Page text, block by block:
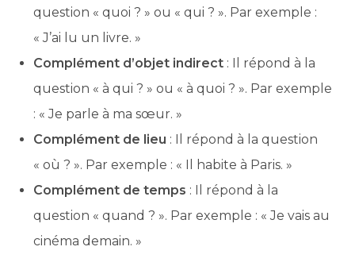
question « quoi ? » ou « qui ? ». Par exemple :
« J’ai lu un livre. »
Complément d’objet indirect : Il répond à la
question « à qui ? » ou « à quoi ? ». Par exemple
: « Je parle à ma sœur. »
Complément de lieu : Il répond à la question
« où ? ». Par exemple : « Il habite à Paris. »
Complément de temps : Il répond à la
question « quand ? ». Par exemple : « Je vais au
cinéma demain. »